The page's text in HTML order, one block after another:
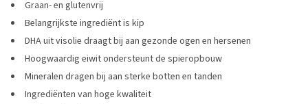
Graan- en glutenvrij
Belangrijkste ingrediënt is kip
DHA uit visolie draagt bij aan gezonde ogen en hersenen
Hoogwaardig eiwit ondersteunt de spieropbouw
Mineralen dragen bij aan sterke botten en tanden
Ingrediënten van hoge kwaliteit